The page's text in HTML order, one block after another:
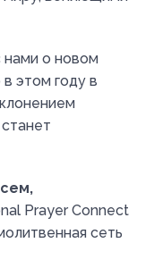
нами о новом
этом году в
Prayer Connect
сеть